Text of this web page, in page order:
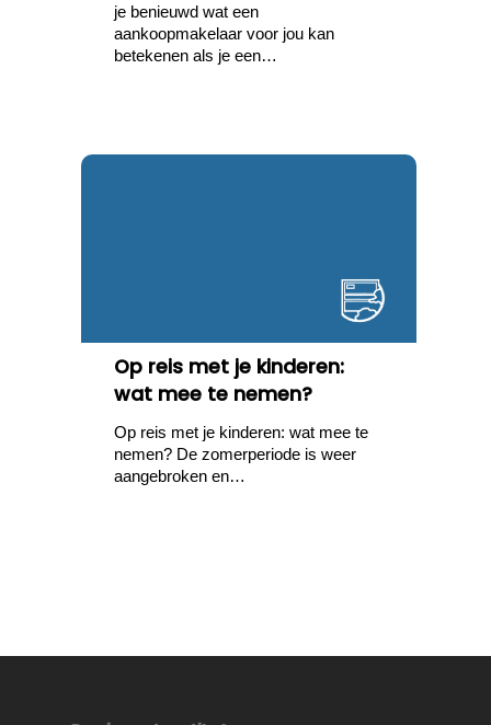
je benieuwd wat een
aankoopmakelaar voor jou kan
betekenen als je een…
Op reis met je kinderen:
wat mee te nemen?
Op reis met je kinderen: wat mee te
nemen? De zomerperiode is weer
aangebroken en…